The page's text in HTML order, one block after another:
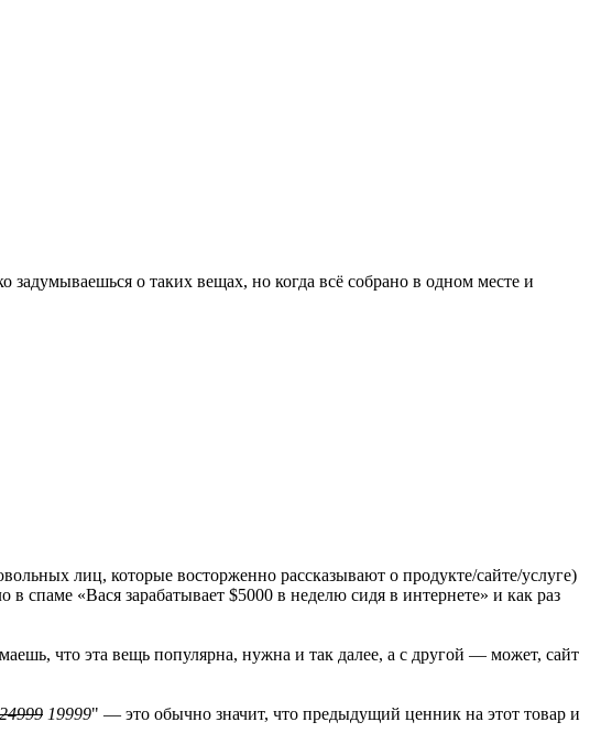
задумываешься о таких вещах, но когда всё собрано в одном месте и
лиц, которые восторженно рассказывают о продукте/сайте/услуге)
спаме «Вася зарабатывает $5000 в неделю сидя в интернете» и как раз
что эта вещь популярна, нужна и так далее, а с другой — может, сайт
24999 19999" — это обычно значит, что предыдущий ценник на этот товар и